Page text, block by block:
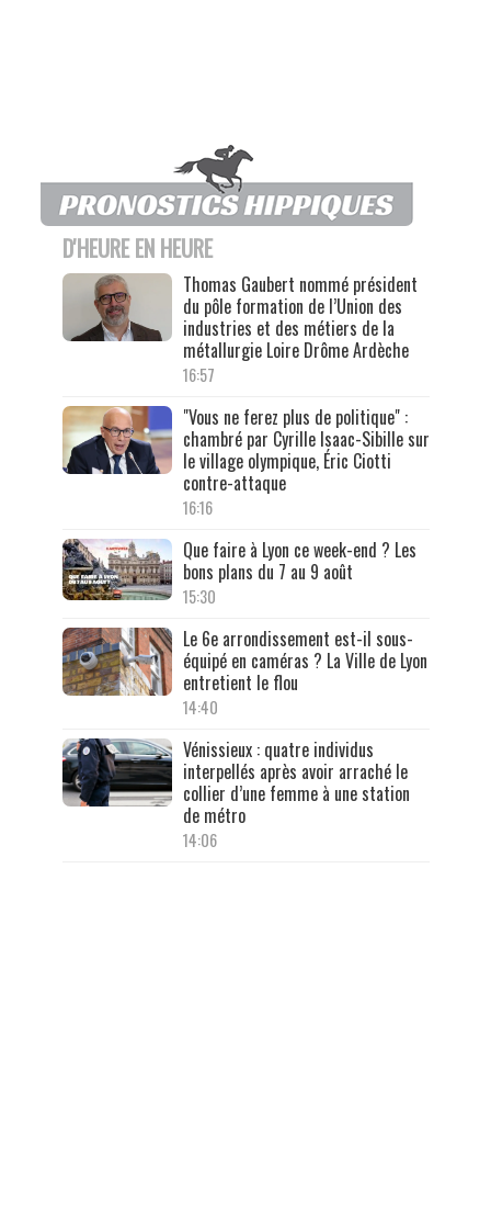
D'HEURE EN HEURE
Thomas Gaubert nommé président
du pôle formation de l’Union des
industries et des métiers de la
métallurgie Loire Drôme Ardèche
16:57
"Vous ne ferez plus de politique" :
chambré par Cyrille Isaac-Sibille sur
le village olympique, Éric Ciotti
contre-attaque
16:16
Que faire à Lyon ce week-end ? Les
bons plans du 7 au 9 août
15:30
Le 6e arrondissement est-il sous-
équipé en caméras ? La Ville de Lyon
entretient le flou
14:40
Vénissieux : quatre individus
interpellés après avoir arraché le
collier d’une femme à une station
de métro
14:06